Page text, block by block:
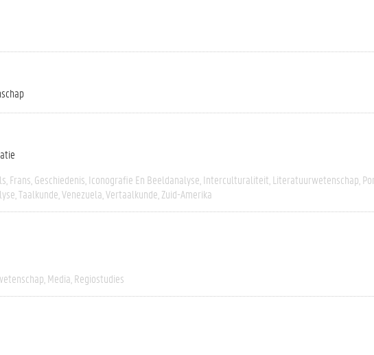
Frans Geschiedenis Iconografie En Beeldanalyse Interculturaliteit Literatuurwetenschap
Taalkunde Venezuela Vertaalkunde Zuid-Amerika
Media Regiostudies